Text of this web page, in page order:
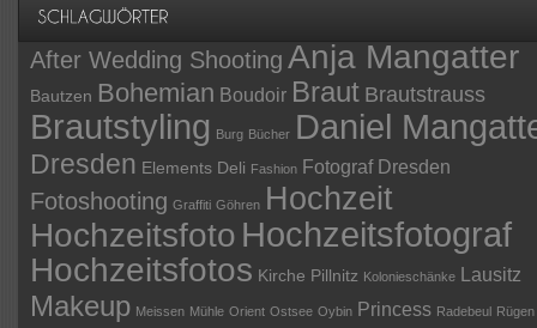
After Wedding Shooting Anja Mangatter
Bautzen Bohemian Boudoir Braut Brautstrauss
Brautstyling Burg Bücher Daniel
Dresden Elements Deli Fashion Fotograf Dresden
Fotoshooting Graffiti Göhren Hochzeit
Hochzeitsfoto Hochzeitsfotograf
Hochzeitsfotos Kirche Pillnitz Kolonieschänke Lausitz
Makeup Meissen Mühle Orient Ostsee Oybin Princess Radebeul Rügen